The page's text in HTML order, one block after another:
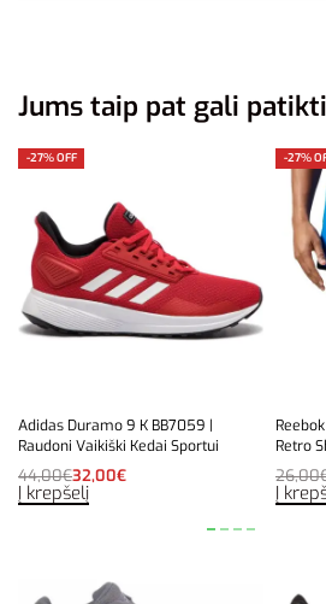
Jums taip pat gali patikti
-27% OFF
Adidas Duramo 9 K BB7059 |
Raudoni Vaikiški Kedai Sportui
44,00€32,00€
Į krepšelį
-27%
Retro
26,00
Į